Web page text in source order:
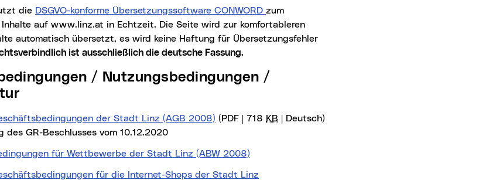
die DSGVO-konforme Übersetzungssoftware CONWORD zum
auf www.linz.at in Echtzeit. Die Seite wird zur komfortableren
automatisch übersetzt, es wird keine Haftung für Übersetzungsfehler
ist ausschließlich die deutsche Fassung.
der Stadt Linz (AGB 2008) (PDF | 718 KB | Deutsch)
des GR-Beschlusses vom 10.12.2020
für Wettbewerbe der Stadt Linz (ABW 2008)
für die Internet-Shops der Stadt Linz